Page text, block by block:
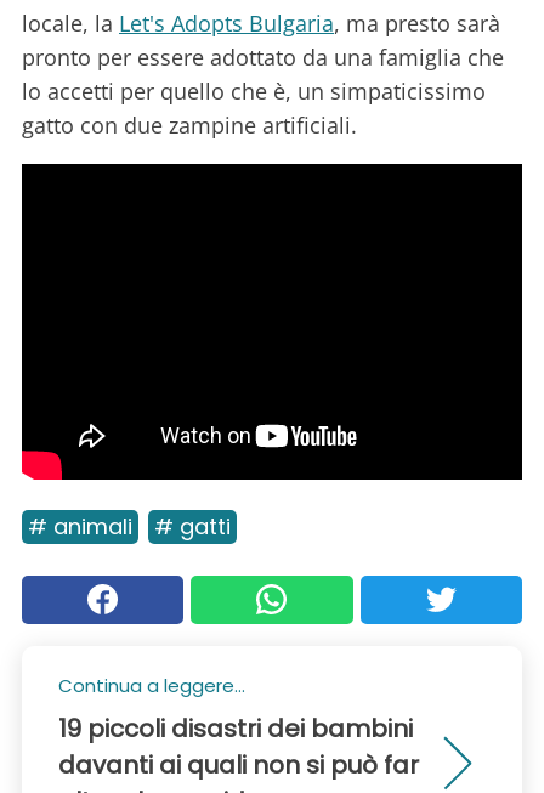
locale, la Let's Adopts Bulgaria, ma presto sarà
pronto per essere adottato da una famiglia che
lo accetti per quello che è, un simpaticissimo
gatto con due zampine artificiali.
# animali # gatti
Continua a leggere...
19 piccoli disastri dei bambini
davanti ai quali non si può far